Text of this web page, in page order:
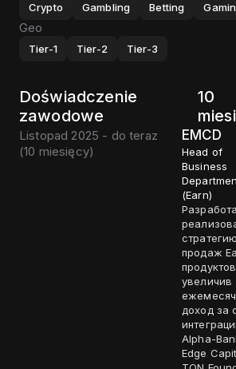
Crypto Gambling Betting
Geo
Tier-1 Tier-2 Tier-3
Doświadczenie
zawodowe
10
Listopad 2025 - do teraz
(10 miesięcy)
EMCD
Head of
Business
(Earn)
стратегию
продаж
увеличив
доход за
Alpha-
Edge